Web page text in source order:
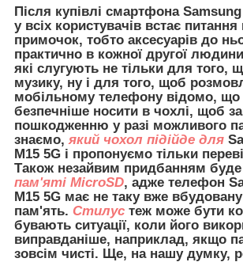
Після купівлі смартфона
у всіх користувачів встає питання
примочок, тобто аксесуарів до
практично в кожної другої
які слугують не тільки для того,
музику, ну і для того, щоб
мобільному телефону відомо,
безпечніше носити в чохлі, щоб
пошкодженню у разі можливого
знаємо, який чохол підійде для
M15 5G і пропонуємо тільки
Також незайвим придбанням буде
пам'яті MicroSD, адже телефон
M15 5G має не таку вже вбудовану
пам'ять. Стилус теж може бути
бувають ситуації, коли його
виправданіше, наприклад, якщо
зовсім чисті. Ще, на нашу думку,